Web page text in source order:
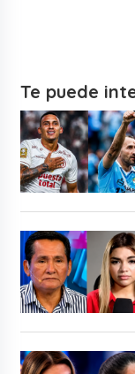
Te puede